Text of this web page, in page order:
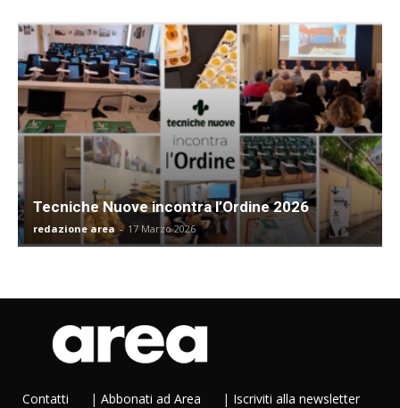
Tecniche Nuove incontra l’Ordine 2026
redazione area - 17 Marzo 2026
Contatti | Abbonati ad Area | Iscriviti alla newsletter